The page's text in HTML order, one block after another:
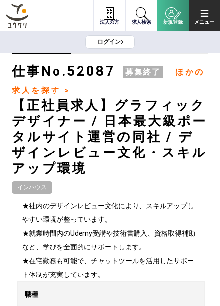
法人の方 求人検索 新規登録 メニュー
ログイン
仕事No.52087 募集終了
ほかの
求人を探す >
【正社員求人】グラフィック
デザイナー / 日本最大級ポー
タルサイト運営の同社 / デ
ザインレビュー文化・スキル
アップ環境
インハウス
★社内のデザインレビュー文化により、スキルアップし
やすい環境が整っています。
★就業時間内のUdemy受講や技術書購入、資格取得補助
など、学びを全面的にサポートします。
★在宅勤務も可能で、チャットツールを活用したサポー
ト体制が充実しています。
職種